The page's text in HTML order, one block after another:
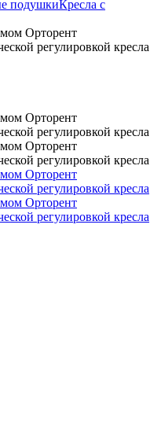
подушкиКресла с
Орторент
регулировкой кресла